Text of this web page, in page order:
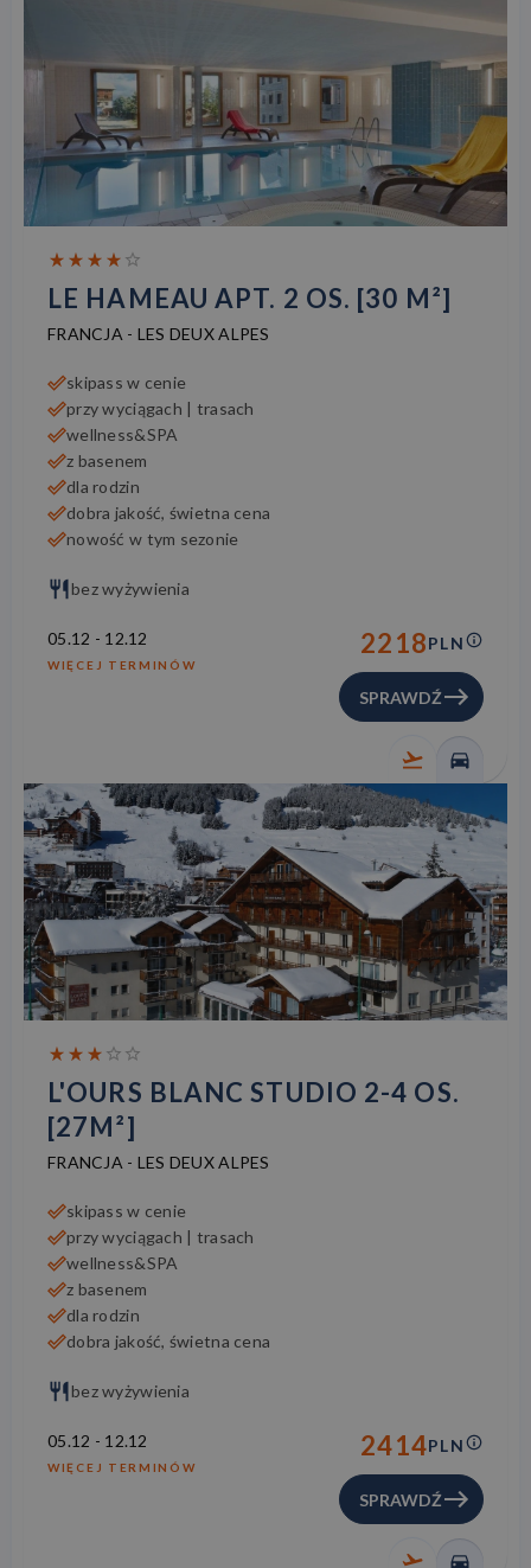
LE HAMEAU APT. 2 OS. [30 M²]
FRANCJA - LES DEUX ALPES
skipass w cenie
przy wyciągach | trasach
wellness&SPA
z basenem
dla rodzin
dobra jakość, świetna cena
nowość w tym sezonie
bez wyżywienia
05.12 - 12.12
WIĘCEJ TERMINÓW
2218PLN
SPRAWDŹ
L'OURS BLANC STUDIO 2-4 OS.
[27M²]
FRANCJA - LES DEUX ALPES
skipass w cenie
przy wyciągach | trasach
wellness&SPA
z basenem
dla rodzin
dobra jakość, świetna cena
bez wyżywienia
05.12 - 12.12
WIĘCEJ TERMINÓW
2414PLN
SPRAWDŹ